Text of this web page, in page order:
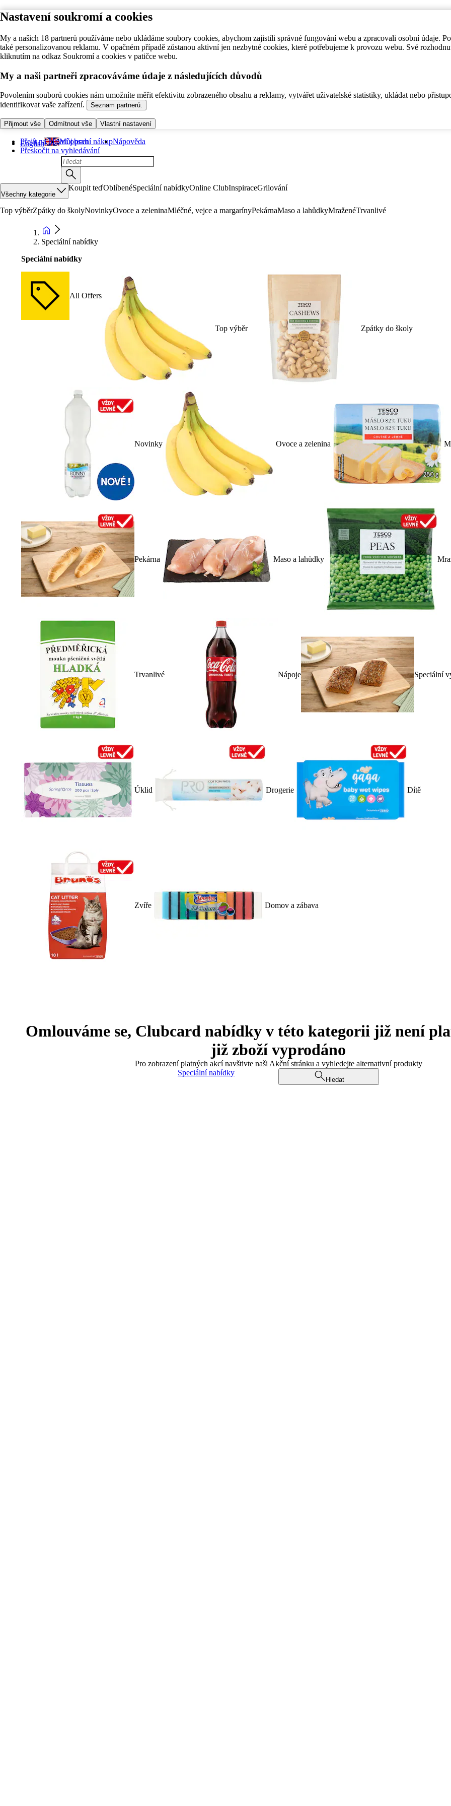
Nastavení soukromí a cookies
My a našich 18 partnerů používáme nebo ukládáme soubory cookies, abychom zajistili správné fungování webu a zpracovali osobní údaje.
také personalizovanou reklamu. V opačném případě zůstanou aktivní jen nezbytné cookies, které potřebujeme k provozu webu. Své
kliknutím na odkaz Soukromí a cookies v patičce webu.
My a naši partneři zpracováváme údaje z následujících důvodů
Povolením souborů cookies nám umožníte měřit efektivitu zobrazeného obsahu a reklamy, vytvářet uživatelské statistiky, ukládat nebo
identifikovat vaše zařízení.
Seznam partnerů.
Přijmout vše Odmítnout vše Vlastní nastavení
Přejít na hlavní obsah
Přeskočit na vyhledávání
English Můj první nákupNápověda
Všechny kategorie
Koupit teďOblíbenéSpeciální nabídkyOnline ClubInspiraceGrilování
Top výběrZpátky do školyNovinkyOvoce a zeleninaMléčné, vejce a margarínyPekárnaMaso a lahůdkyMraženéTrvanlivé
Speciální nabídky
Speciální nabídky
All Offers
Top výběr Zpátky do školy
Novinky Ovoce a zelenina
Pekárna Maso a lahůdky
Trvanlivé Nápoje Speciální
Úklid Drogerie Dítě
Zvíře Domov a zábava
Omlouváme se, Clubcard nabídky v této kategorii již není
již zboží vyprodáno
Pro zobrazení platných akcí navštivte naši Akční stránku a vyhledejte alternativní produkty
Speciální nabídky
Hledat